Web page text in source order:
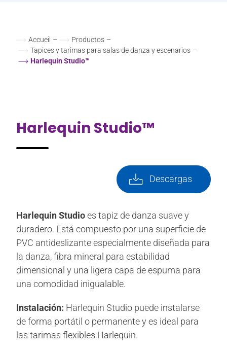
Accueil – Productos –
Tapices y tarimas para salas de danza y escenarios –
Harlequin Studio™
Harlequin Studio™
Descargas
Harlequin Studioes tapiz de danza suave y
duradero. Está compuesto por una superficie de
PVC antideslizante especialmente diseñada para
la danza, fibra mineral para estabilidad
dimensional y una ligera capa de espuma para
una comodidad inigualable.
Instalación: Harlequin Studio puede instalarse
de forma portátil o permanente y es ideal para
las tarimas flexibles Harlequin.